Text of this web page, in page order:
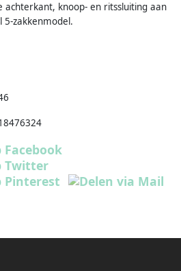
achterkant, knoop- en ritssluiting aan
zakkenmodel.